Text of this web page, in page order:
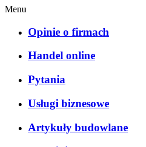
Menu
Opinie o firmach
Handel online
Pytania
Usługi biznesowe
Artykuły budowlane